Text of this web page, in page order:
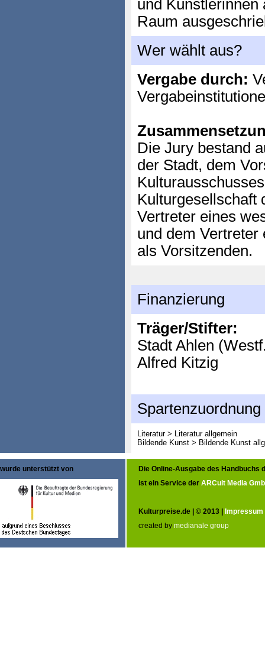
und
Raum
Wer wählt aus?
Vergabe durch:
Die Jury bestand
der Stadt, dem
Kulturgesellschaft
Vertreter eines
und dem Vertreter
als Vorsitzenden.
Finanzierung
Träger/Stifter:
Stadt Ahlen
Alfred Kitzig
Spartenzuordnung
Literatur > Literatur allgemein
Bildende Kunst > Bildende Kunst
wurde unterstützt von
Die Online-Ausgabe des Handbuchs
ist ein Service der ARCult Media
Kulturpreise.de | © 2013 | Impressum
created by medianale group